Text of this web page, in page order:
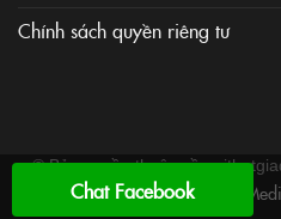
Chính sách quyền riêng tư
© Bản quyền thuộc về
Media
Chat Facebook